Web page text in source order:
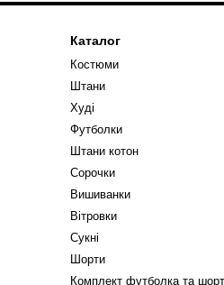
Каталог
Костюми
Штани
Худі
Футболки
Штани котон
Сорочки
Вишиванки
Вітровки
Сукні
Шорти
Комплект футболка та